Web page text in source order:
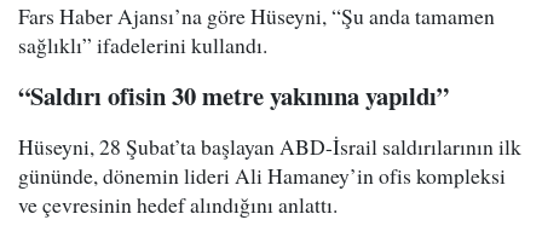
Fars Haber Ajansı’na göre Hüseyni, “Şu anda tamamen
sağlıklı” ifadelerini kullandı.
“Saldırı ofisin 30 metre yakınına yapıldı”
Hüseyni, 28 Şubat’ta başlayan ABD-İsrail saldırılarının ilk
gününde, dönemin lideri Ali Hamaney’in ofis kompleksi
ve çevresinin hedef alındığını anlattı.